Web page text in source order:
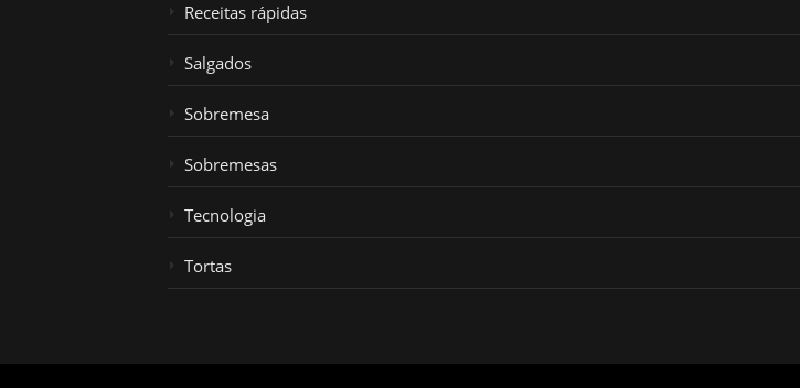
Receitas rápidas
Salgados
Sobremesa
Sobremesas
Tecnologia
Tortas